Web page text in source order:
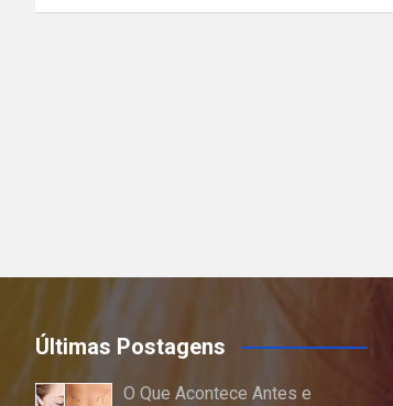
Últimas Postagens
O Que Acontece Antes e